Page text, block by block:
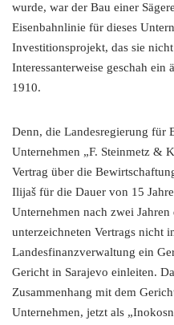
wurde, war der Bau einer
Eisenbahnlinie für dieses
Investitionsprojekt, das sie
Interessanterweise geschah ein
1910.
Denn, die Landesregierung für
Unternehmen „F. Steinmetz &
Vertrag über die
Ilijaš für die Dauer von 15
Unternehmen nach zwei
unterzeichneten Vertrags nicht
Landesfinanzverwaltung ein
Gericht in Sarajevo einleiten.
Zusammenhang mit dem
Unternehmen, jetzt als